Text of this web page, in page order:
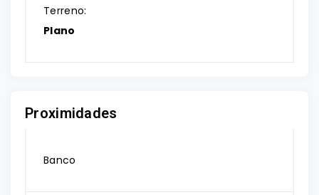
Terreno:
Plano
Proximidades
Banco